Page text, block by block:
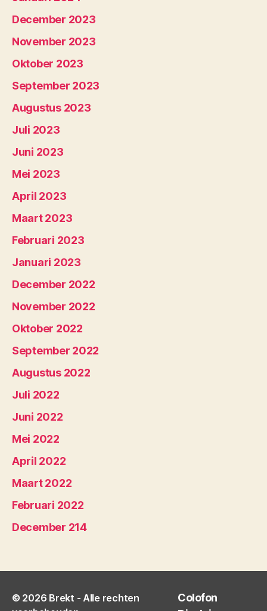
December 2023
November 2023
Oktober 2023
September 2023
Augustus 2023
Juli 2023
Juni 2023
Mei 2023
April 2023
Maart 2023
Februari 2023
Januari 2023
December 2022
November 2022
Oktober 2022
September 2022
Augustus 2022
Juli 2022
Juni 2022
Mei 2022
April 2022
Maart 2022
Februari 2022
December 214
© 2026 Brekt - Alle rechten
Colofon